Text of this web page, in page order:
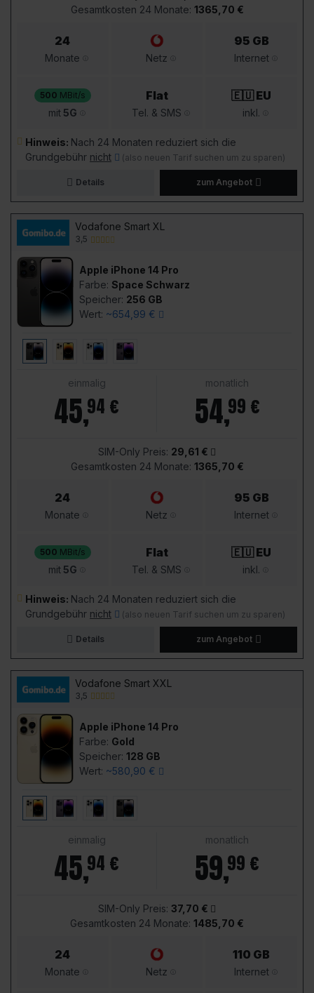
Gesamtkosten 24 Monate: 1365,70 €
24
Monate Netz
95 GB
Internet
500 MBit/s
mit5G
Flat
Tel. & SMS
🇪🇺 EU
inkl.
Hinweis: Nach 24 Monaten reduziert sich die
Grundgebühr nicht (also neuen Tarif suchen um zu sparen)
Details zum Angebot
Vodafone Smart XL
3,5
Apple iPhone 14 Pro
Farbe: Space Schwarz
Speicher: 256 GB
Wert: ~654,99 €
einmalig
45,94 €
monatlich
54,99 €
SIM-Only Preis: 29,61 €
Gesamtkosten 24 Monate: 1365,70 €
24
Monate Netz
95 GB
Internet
500 MBit/s
mit5G
Flat
Tel. & SMS
🇪🇺 EU
inkl.
Hinweis: Nach 24 Monaten reduziert sich die
Grundgebühr nicht (also neuen Tarif suchen um zu sparen)
Details zum Angebot
Vodafone Smart XXL
3,5
Apple iPhone 14 Pro
Farbe: Gold
Speicher:128 GB
Wert: ~580,90 €
einmalig
45,94 €
monatlich
59,99 €
SIM-Only Preis: 37,70 €
Gesamtkosten 24 Monate: 1485,70 €
24
Monate Netz
110 GB
Internet